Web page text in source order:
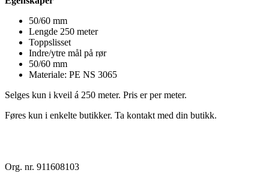
50/60 mm
Lengde 250 meter
Toppslisset
Indre/ytre mål på rør
50/60 mm
Materiale: PE NS 3065
Selges kun i kveil á 250 meter. Pris er per meter.
Føres kun i enkelte butikker. Ta kontakt med din butikk.
Org. nr. 911608103